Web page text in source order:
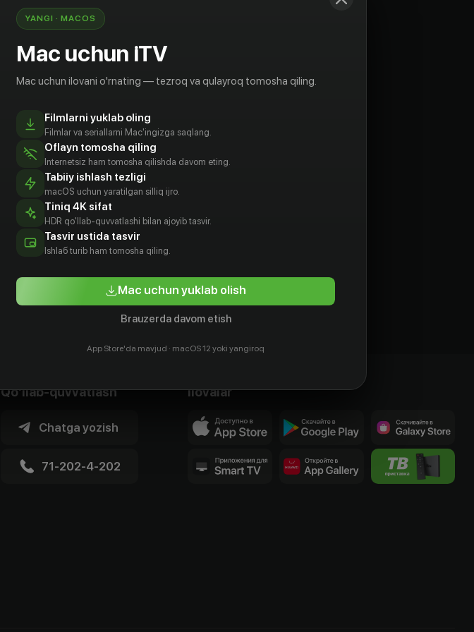
Qo'llab-quvvatlash
Chatga yozish
71-202-4-202
Ilovalar
YANGI · MACOS
Mac uchun iTV
Mac uchun ilovani o'rnating — tezroq va qulayroq tomosha qiling.
Filmlarni yuklab oling
Filmlar va seriallarni Mac'ingizga saqlang.
Oflayn tomosha qiling
Internetsiz ham tomosha qilishda davom eting.
Tabiiy ishlash tezligi
macOS uchun yaratilgan silliq ijro.
Tiniq 4K sifat
HDR qo'llab-quvvatlashi bilan ajoyib tasvir.
Tasvir ustida tasvir
Ishlаб turib ham tomosha qiling.
Mac uchun yuklab olish
Brauzerda davom etish
App Store'da mavjud · macOS 12 yoki yangiroq